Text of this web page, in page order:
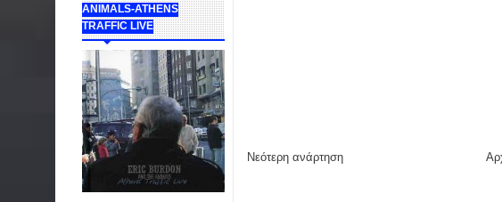
ANIMALS-ATHENS
TRAFFIC LIVE
Νεότερη ανάρτηση